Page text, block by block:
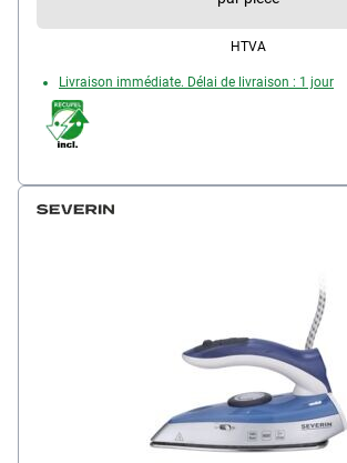
HTVA
Livraison immédiate. Délai de livraison : 1 jour